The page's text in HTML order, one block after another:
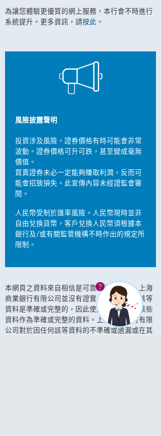
為讓您體驗更優質的網上服務，本行會不時進行
系統提升。更多資訊，請按此 。
風險披露聲明
投資涉及風險，證券價格有時可能會非常
波動。證券價格可升可跌，甚至變成毫無
價值。
買賣證券未必一定能夠賺取利潤，反而可
能會招致損失。此宣傳內容未經證監會審
閱。
人民幣受制於匯率風險。人民幣現時並非
自由兌換貨幣，客戶兌換人民幣須根據本
銀行及/或有關監管機構不時作出的規定所
限制。
本網頁之資料來自相信是可靠的資料來源。上海
商業銀行有限公司並沒有證實、保證或指稱該等
資料是準確或完整的，因此使用者不應依賴該些
資料作為準確或完整的資料。上海商業銀行有限
公司對於因任何該等資料的不準確或遺漏或在其